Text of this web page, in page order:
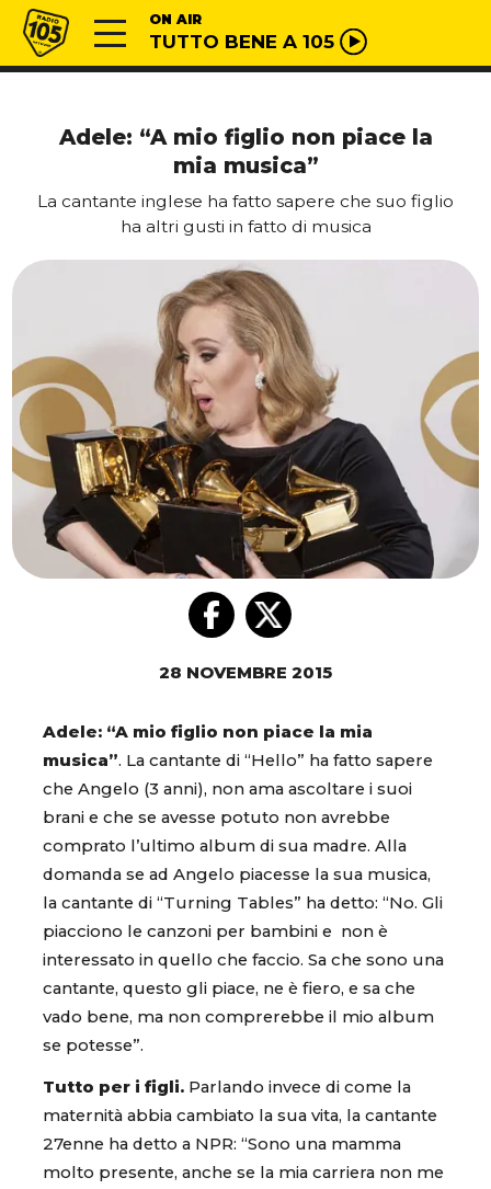
Vai al contenuto
Radio 105 ON AIR
TUTTO BENE A 105
Adele: “A mio figlio non piace la
mia musica”
La cantante inglese ha fatto sapere che suo figlio
ha altri gusti in fatto di musica
28 NOVEMBRE 2015
Adele: “A mio figlio non piace la mia
musica”. La cantante di “Hello” ha fatto sapere
che Angelo (3 anni), non ama ascoltare i suoi
brani e che se avesse potuto non avrebbe
comprato l’ultimo album di sua madre. Alla
domanda se ad Angelo piacesse la sua musica,
la cantante di “Turning Tables” ha detto: “No. Gli
piacciono le canzoni per bambini e non è
interessato in quello che faccio. Sa che sono una
cantante, questo gli piace, ne è fiero, e sa che
vado bene, ma non comprerebbe il mio album
se potesse”.
Tutto per i figli. Parlando invece di come la
maternità abbia cambiato la sua vita, la cantante
27enne ha detto a NPR: “Sono una mamma
molto presente, anche se la mia carriera non me